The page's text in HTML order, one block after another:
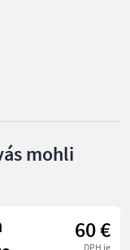
mohli
60 €
DPH je